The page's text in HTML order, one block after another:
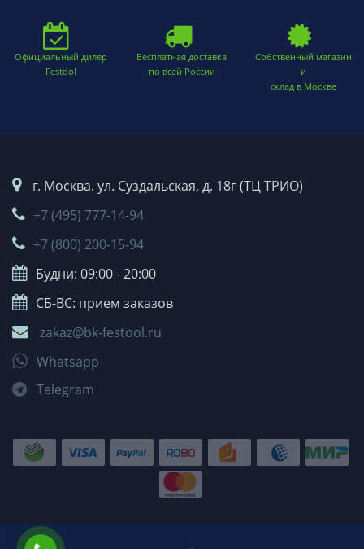
Официальный дилер
Festool
Бесплатная доставка
по всей России
Собственный магазин
и
склад в Москве
г. Москва. ул. Суздальская, д. 18г (ТЦ ТРИО)
+7 (495) 777-14-94
+7 (800) 200-15-94
Будни: 09:00 - 20:00
СБ-ВС: прием заказов
zakaz@bk-festool.ru
Whatsapp
Telegram